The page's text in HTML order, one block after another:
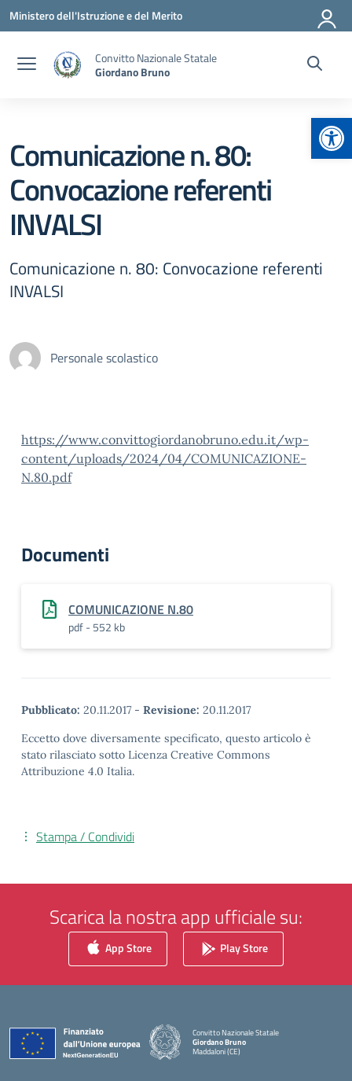
Vai ai contenuti
Vai al menu di navigazione
Vai al footer
Ministero dell'Istruzione e del Merito
Convitto Nazionale Statale
Giordano Bruno
Comunicazione n. 80:
Convocazione referenti
INVALSI
Comunicazione n. 80: Convocazione referenti
INVALSI
Personale scolastico
https://www.convittogiordanobruno.edu.it/wp-
content/uploads/2024/04/COMUNICAZIONE-
N.80.pdf
Documenti
COMUNICAZIONE N.80
pdf - 552 kb
Pubblicato: 20.11.2017 - Revisione: 20.11.2017
Eccetto dove diversamente specificato, questo articolo è
stato rilasciato sotto Licenza Creative Commons
Attribuzione 4.0 Italia.
Stampa / Condividi
Scarica la nostra app ufficiale su:
App Store Play Store
Convitto Nazionale Statale
Giordano Bruno
Maddaloni (CE)